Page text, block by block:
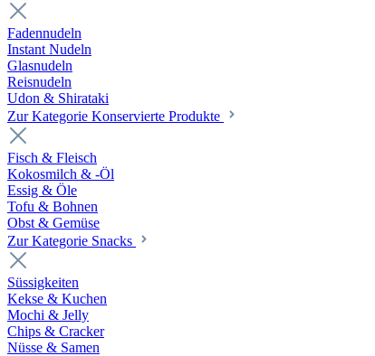
Fadennudeln
Instant Nudeln
Glasnudeln
Reisnudeln
Udon & Shirataki
Zur Kategorie Konservierte Produkte
Fisch & Fleisch
Kokosmilch & -Öl
Essig & Öle
Tofu & Bohnen
Obst & Gemüse
Zur Kategorie Snacks
Süssigkeiten
Kekse & Kuchen
Mochi & Jelly
Chips & Cracker
Nüsse & Samen